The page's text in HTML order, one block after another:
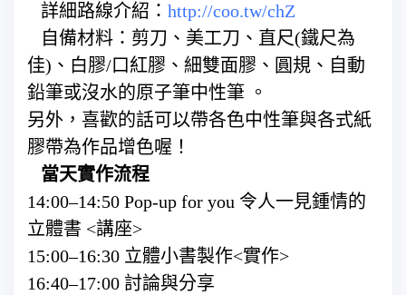
詳細路線介紹： http://coo.tw/chZ
自備材料：剪刀、美工刀、直尺(鐵尺為
佳)、白膠/口紅膠、細雙面膠、圓規、自動
鉛筆或沒水的原子筆中性筆 。
另外，喜歡的話可以帶各色中性筆與各式紙
膠帶為作品增色喔！
當天實作流程
14:00–14:50 Pop-up for you 令人一見鍾情的
立體書 <講座>
15:00–16:30 立體小書製作<實作>
16:40–17:00 討論與分享